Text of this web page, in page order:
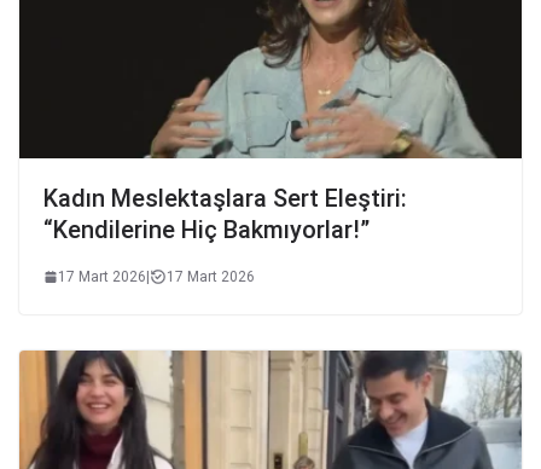
Kadın Meslektaşlara Sert Eleştiri:
“Kendilerine Hiç Bakmıyorlar!”
17 Mart 2026 17 Mart 2026